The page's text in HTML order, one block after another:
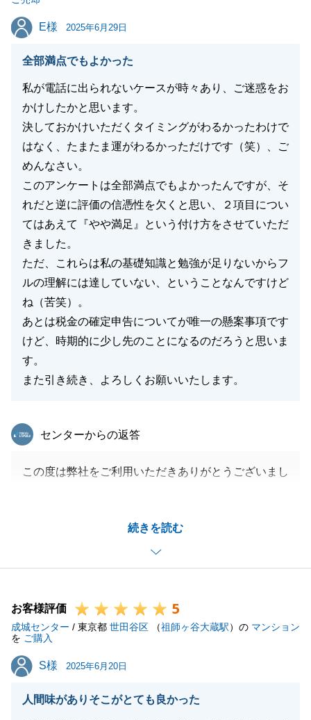
E様
E様 2025年6月29日
全部満点でもよかった
私が電話に出られないケースが時々あり、ご迷惑をお
かけしたかと思います。
決しておかけいただくタイミングがわるかったわけで
はなく、たまたま運がわるかっただけです（笑）、ご
めんなさい。
このアンケートは全部満点でもよかったんですが、そ
れだと逆に評価の信憑性を欠くと思い、２項目につい
てはあえて『やや満足』という付け方をさせていただ
きました。
ただ、これらは私の基礎知識と勉強が足りないからフ
ルの理解には達していない、ということなんですけど
ね（苦笑）。
あとは税金の確定申告についてが唯一の懸案事項です
けど、時期的に少し先のことになるのだろうと思いま
す。
また引き続き、よろしくお願いいたします。
続きを読む
東急リバブル
センターからの返答
この度は弊社をご利用いただきありがとうございまし
めることができましたこと、心より感謝申し上げま
今後も不動産のご相談や、お知り合いの方のご紹介な
て、この度は誠にありがとうございました。
今後も税務相談などの予定もあるかと思いますので、
ご不明な点がありましたら、いつでもお気軽にご相談
ください。
お客様評価 5
成城センター / 東京都 世田谷区 （祖師ヶ谷大蔵駅）の マンション
を ご購入
S様
S様 2025年6月20日
人間味がありそこがとても良かった